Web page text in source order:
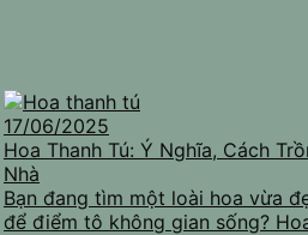
17/06/2025
Hoa Thanh Tú: Ý Nghĩa, Cách
Nhà
Bạn đang tìm một loài hoa vừa
để điểm tô không gian sống?